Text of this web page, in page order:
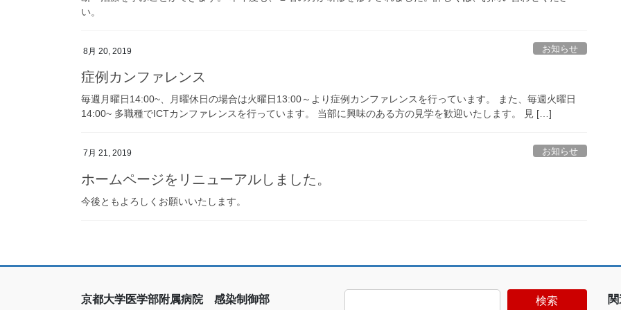
い。
8月 20, 2019 お知らせ
症例カンファレンス
毎週月曜日14:00~、月曜休日の場合は火曜日13:00～より症例カンファレンスを行っています。 また、毎週火曜日
14:00~ 多職種でICTカンファレンスを行っています。 当部に興味のある方の見学を歓迎いたします。 見 […]
7月 21, 2019 お知らせ
ホームページをリニューアルしました。
今後ともよろしくお願いいたします。
京都大学医学部附属病院 感染制御部 検索